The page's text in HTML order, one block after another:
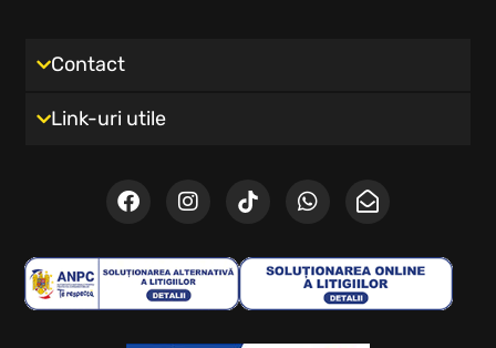
Contact
Link-uri utile